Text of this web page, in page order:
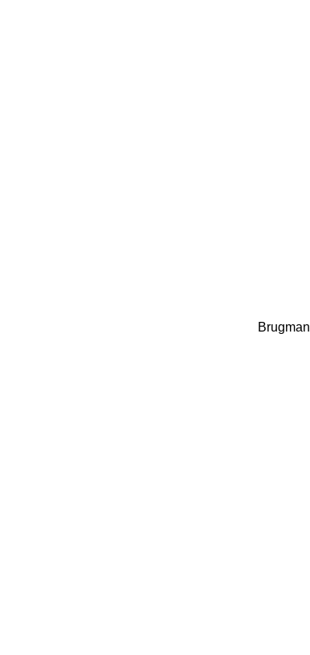
Brugman